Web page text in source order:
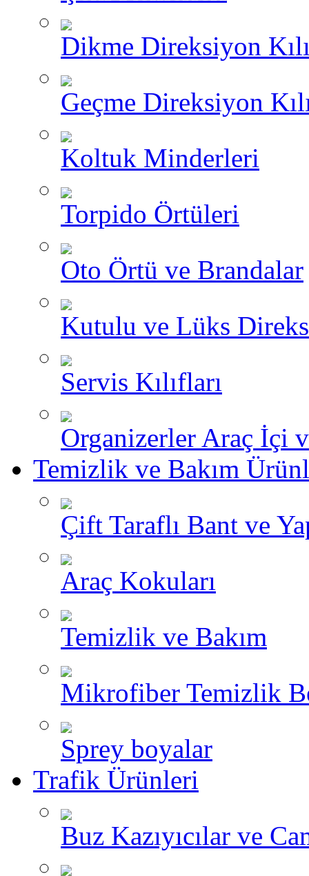
Dikme Direksiyon
Geçme Direksiyon
Koltuk Minderleri
Torpido Örtüleri
Oto Örtü ve Brandalar
Kutulu ve Lüks
Servis Kılıfları
Organizerler Araç İçi
Temizlik ve Bakım
Çift Taraflı Bant ve
Araç Kokuları
Temizlik ve Bakım
Mikrofiber Temizlik
Sprey boyalar
Trafik Ürünleri
Buz Kazıyıcılar ve